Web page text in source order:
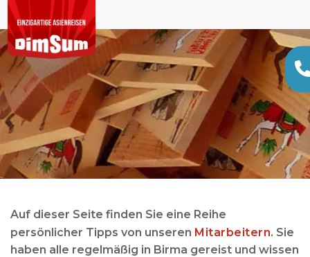
Auf dieser Seite finden Sie eine Reihe
persönlicher Tipps von unseren Mitarbeitern. Sie
haben alle regelmäßig in Birma gereist und wissen